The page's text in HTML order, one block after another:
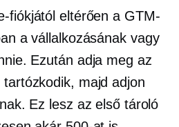
fiókjától eltérően a GTM-
a vállalkozásának vagy
Ezután adja meg az
majd adjon
Ez lesz az első tároló